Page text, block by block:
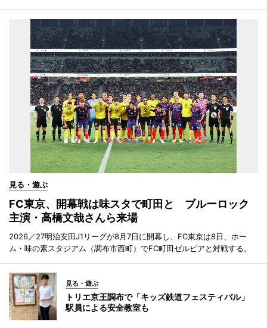
見る・遊ぶ
FC東京、開幕戦は味スタで町田と ブルーロック
主演・高橋文哉さんら来場
2026／27明治安田J1リーグが8月7日に開幕し、FC東京は8日、ホー
ム・味の素スタジアム（調布市西町）でFC町田ゼルビアと対戦する。
見る・遊ぶ
トリエ京王調布で「キッズ鉄道フェスティバル」
駅員による安全教室も